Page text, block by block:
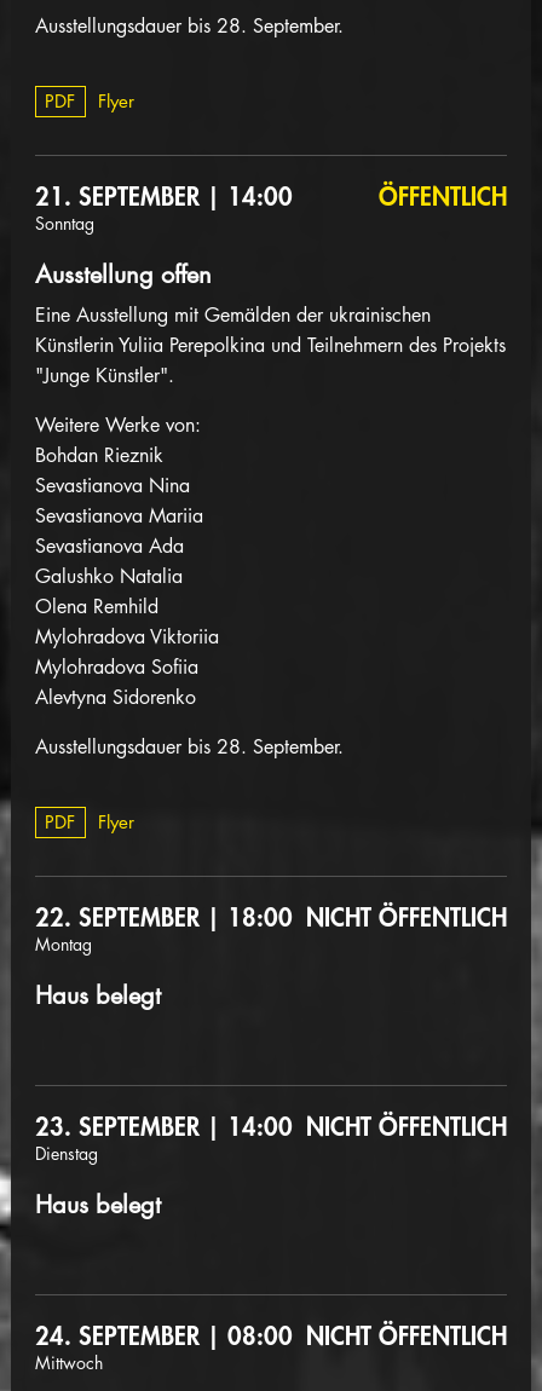
Ausstellungsdauer bis 28. September.
PDF Flyer
21. SEPTEMBER | 14:00
Sonntag
ÖFFENTLICH
Ausstellung offen
Eine Ausstellung mit Gemälden der ukrainischen
Künstlerin Yuliia Perepolkina und Teilnehmern des Projekts
"Junge Künstler".
Weitere Werke von:
Bohdan Rieznik
Sevastianova Nina
Sevastianova Mariia
Sevastianova Ada
Galushko Natalia
Olena Remhild
Mylohradova Viktoriia
Mylohradova Sofiia
Alevtyna Sidorenko
Ausstellungsdauer bis 28. September.
PDF Flyer
22. SEPTEMBER | 18:00
Montag
NICHT ÖFFENTLICH
Haus belegt
23. SEPTEMBER | 14:00
Dienstag
NICHT ÖFFENTLICH
Haus belegt
24. SEPTEMBER | 08:00
Mittwoch
NICHT ÖFFENTLICH